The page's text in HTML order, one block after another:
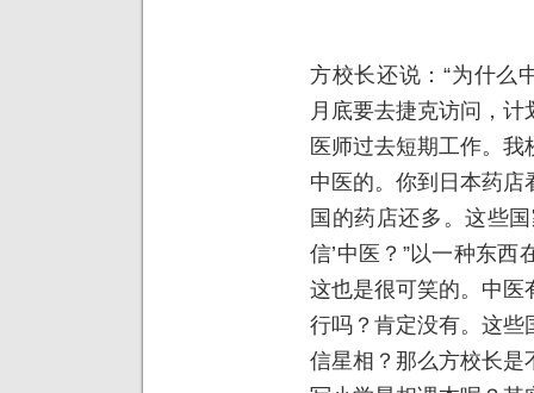
方校长还说：“为什么
月底要去捷克访问，
医师过去短期工作。
中医的。你到日本药
国的药店还多。这些
信’中医？”以一种东
这也是很可笑的。中医
行吗？肯定没有。这些
信星相？那么方校长是